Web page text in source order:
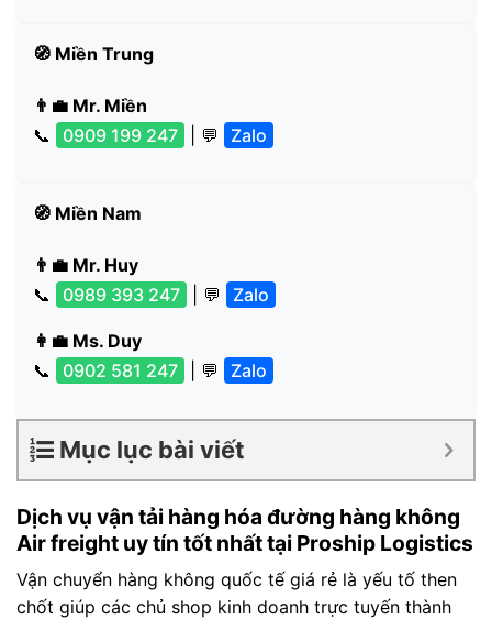
🧭 Miền Trung
👨‍💼 Mr. Miền
📞
0909 199 247 | 💬 Zalo
🧭 Miền Nam
👨‍💼 Mr. Huy
📞
0989 393 247 | 💬 Zalo
👩‍💼 Ms. Duy
📞
0902 581 247 | 💬 Zalo
Mục lục bài viết
Dịch vụ vận tải hàng hóa đường hàng không
Air freight uy tín tốt nhất tại Proship Logistics
Vận chuyển hàng không quốc tế giá rẻ là yếu tố then
chốt giúp các chủ shop kinh doanh trực tuyến thành